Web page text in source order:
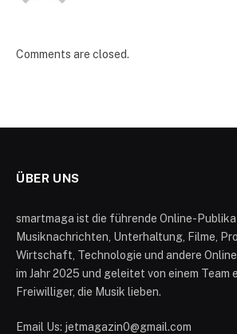
Comments are closed.
ÜBER UNS
smartmaga ist die führende Online-
Musiknachrichten, Unterhaltung, Filme,
Wirtschaft, Technologie und andere
im Jahr 2025 und geleitet von einem Team
Freiwilliger, die Musik lieben.
Email Us: jetmagazin0@gmail.com